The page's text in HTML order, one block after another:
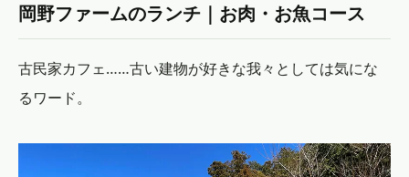
岡野ファームのランチ｜お肉・お魚コース
古民家カフェ……古い建物が好きな我々としては気にな
るワード。